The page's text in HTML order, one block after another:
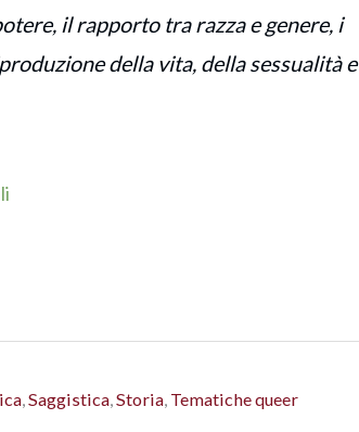
il rapporto tra razza e genere, i
della vita, della sessualità e
,Saggistica,Storia, Tematiche queer